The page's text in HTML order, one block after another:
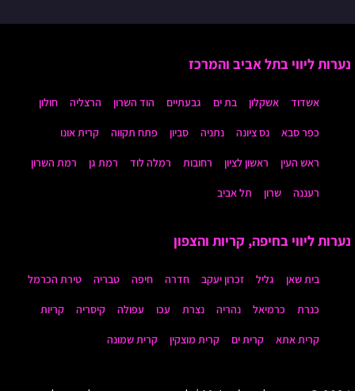
נערות ליווי בתל אביב והמרכז
אשדוד אשקלון בת ים גבעתיים הוד השרון הרצליה חולון
כפר סבא נס ציונה נתניה סביון פתח תקווה קרית אונו
ראש העין ראשון לציון רחובות רמלה לוד רמת גן רמת השרון
רעננה שרון תל אביב
נערות ליווי בחיפה, קריות והצפון
בית שאן גליל זכרון יעקב חדרה חיפה טבריה טירת הכרמל
כנרת כרמיאל נהריה נצרת עכו עפולה קיסריה קריות
קרית אתא קרית ים קרית מוצקין קרית שמונה